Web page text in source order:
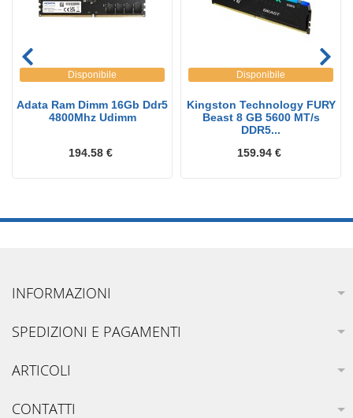
Disponibile
Adata Ram Dimm 16Gb Ddr5
4800Mhz Udimm
194.58 €
Disponibile
Kingston Technology FURY
Beast 8 GB 5600 MT/s
DDR5...
159.94 €
INFORMAZIONI
SPEDIZIONI E PAGAMENTI
ARTICOLI
CONTATTI